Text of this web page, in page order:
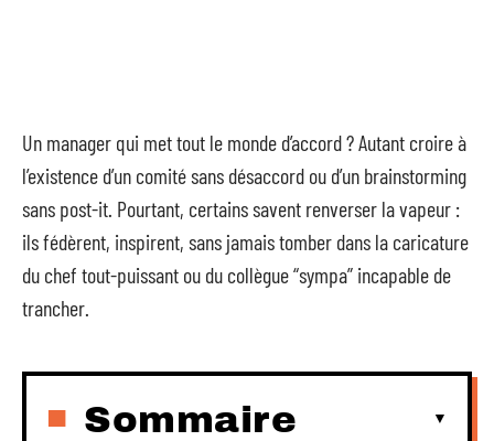
Un manager qui met tout le monde d’accord ? Autant croire à
l’existence d’un comité sans désaccord ou d’un brainstorming
sans post-it. Pourtant, certains savent renverser la vapeur :
ils fédèrent, inspirent, sans jamais tomber dans la caricature
du chef tout-puissant ou du collègue “sympa” incapable de
trancher.
Sommaire